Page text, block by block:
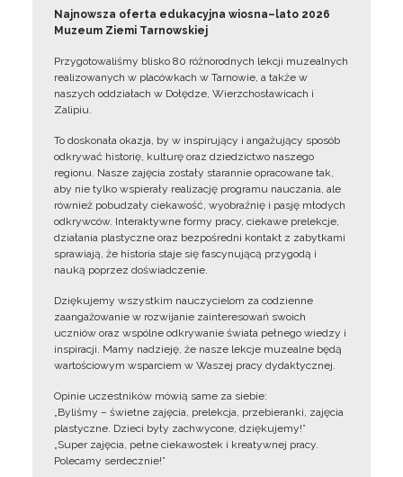
Najnowsza oferta edukacyjna wiosna–lato 2026
Muzeum Ziemi Tarnowskiej
Przygotowaliśmy blisko 80 różnorodnych lekcji muzealnych
realizowanych w placówkach w Tarnowie, a także w
naszych oddziałach w Dołędze, Wierzchosławicach i
Zalipiu.
To doskonała okazja, by w inspirujący i angażujący sposób
odkrywać historię, kulturę oraz dziedzictwo naszego
regionu. Nasze zajęcia zostały starannie opracowane tak,
aby nie tylko wspierały realizację programu nauczania, ale
również pobudzały ciekawość, wyobraźnię i pasję młodych
odkrywców. Interaktywne formy pracy, ciekawe prelekcje,
działania plastyczne oraz bezpośredni kontakt z zabytkami
sprawiają, że historia staje się fascynującą przygodą i
nauką poprzez doświadczenie.
Dziękujemy wszystkim nauczycielom za codzienne
zaangażowanie w rozwijanie zainteresowań swoich
uczniów oraz wspólne odkrywanie świata pełnego wiedzy i
inspiracji. Mamy nadzieję, że nasze lekcje muzealne będą
wartościowym wsparciem w Waszej pracy dydaktycznej.
Opinie uczestników mówią same za siebie:
„Byliśmy – świetne zajęcia, prelekcja, przebieranki, zajęcia
plastyczne. Dzieci były zachwycone, dziękujemy!”
„Super zajęcia, pełne ciekawostek i kreatywnej pracy.
Polecamy serdecznie!”